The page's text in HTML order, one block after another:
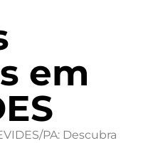
em
PA: Descubra